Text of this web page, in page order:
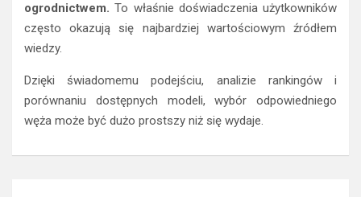
ogrodnictwem.To właśnie doświadczenia użytkowników
często okazują się najbardziej wartościowym źródłem
wiedzy.
Dzięki świadomemu podejściu, analizie rankingów i
porównaniu dostępnych modeli, wybór odpowiedniego
węża może być dużo prostszy niż się wydaje.